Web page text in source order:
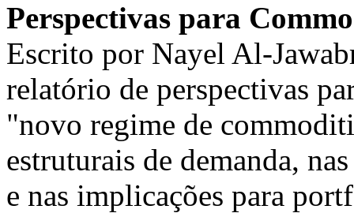
Perspectivas para
Escrito por Nayel Al-
relatório de perspectivas
"novo regime de
estruturais de demanda,
e nas implicações para